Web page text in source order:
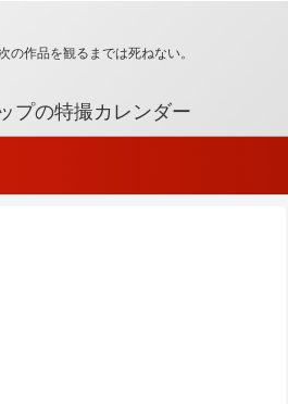
の作品を観るまでは死ねない。
プの特撮カレンダー